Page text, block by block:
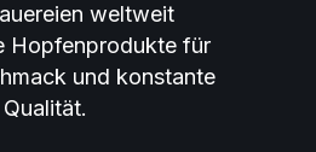
weltweit
Hopfenprodukte für
und konstante
Qualität.